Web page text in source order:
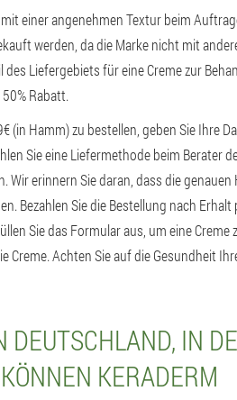
einer angenehmen Textur beim
werden, da die Marke nicht mit
Liefergebiets für eine Creme zur
Rabatt.
(in Hamm) zu bestellen, geben Sie Ihre
Sie eine Liefermethode beim Berater
Wir erinnern Sie daran, dass die
Bezahlen Sie die Bestellung nach
Sie das Formular aus, um eine
Creme. Achten Sie auf die Gesundheit
DEUTSCHLAND, IN
KÖNNEN KERADERM